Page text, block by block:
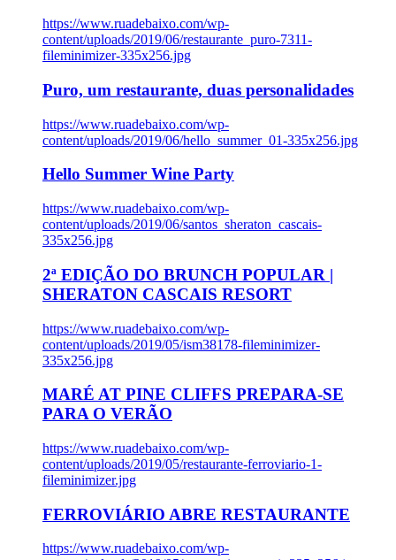
https://www.ruadebaixo.com/wp-
content/uploads/2019/06/restaurante_puro-7311-
fileminimizer-335x256.jpg
Puro, um restaurante, duas personalidades
https://www.ruadebaixo.com/wp-
content/uploads/2019/06/hello_summer_01-335x256.jpg
Hello Summer Wine Party
https://www.ruadebaixo.com/wp-
content/uploads/2019/06/santos_sheraton_cascais-
335x256.jpg
2ª EDIÇÃO DO BRUNCH POPULAR |
SHERATON CASCAIS RESORT
https://www.ruadebaixo.com/wp-
content/uploads/2019/05/ism38178-fileminimizer-
335x256.jpg
MARÉ AT PINE CLIFFS PREPARA-SE
PARA O VERÃO
https://www.ruadebaixo.com/wp-
content/uploads/2019/05/restaurante-ferroviario-1-
fileminimizer.jpg
FERROVIÁRIO ABRE RESTAURANTE
https://www.ruadebaixo.com/wp-